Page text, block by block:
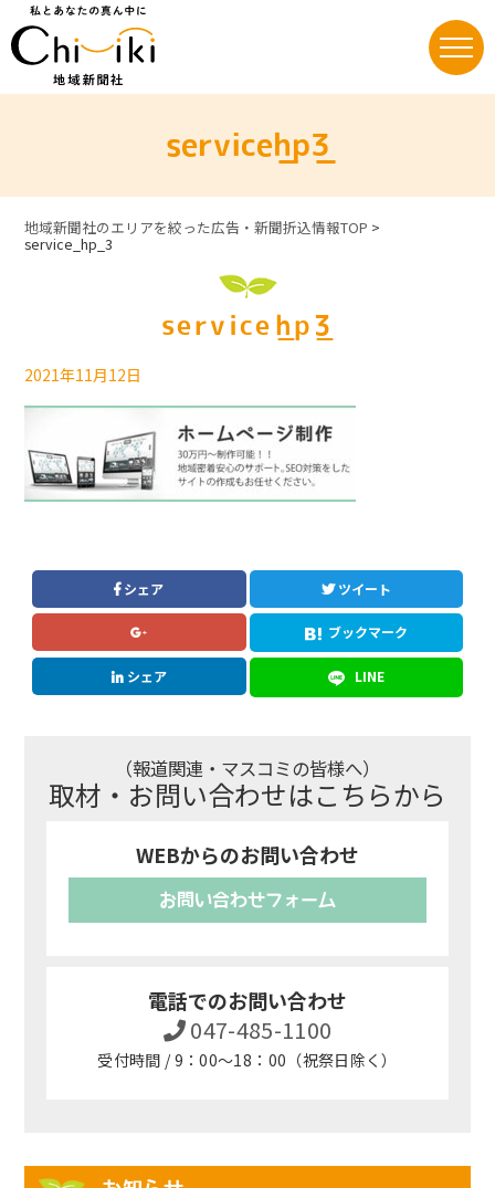
service_hp_3
地域新聞社のエリアを絞った広告・新聞折込情報TOP >
service_hp_3
service_hp_3
2021年11月12日
シェア ツイート
ブックマーク
シェア LINE
（報道関連・マスコミの皆様へ）
取材・お問い合わせはこちらから
WEBからのお問い合わせ
お問い合わせフォーム
電話でのお問い合わせ
047-485-1100
受付時間 / 9：00～18：00（祝祭日除く）